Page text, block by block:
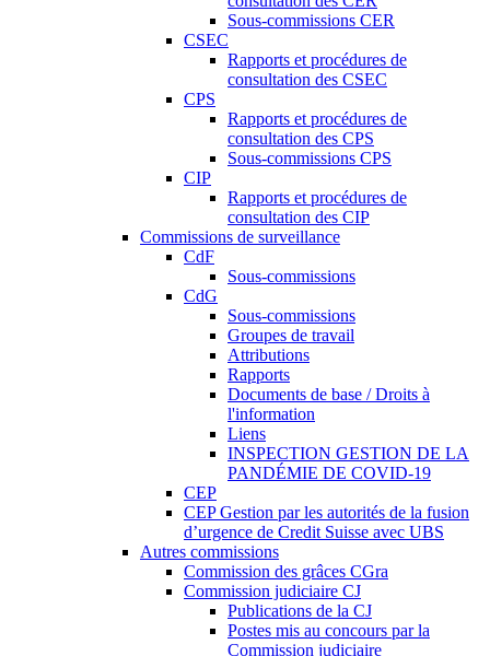
Sous-commissions CER
CSEC
Rapports et procédures de
consultation des CSEC
CPS
Rapports et procédures de
consultation des CPS
Sous-commissions CPS
CIP
Rapports et procédures de
consultation des CIP
Commissions de surveillance
CdF
Sous-commissions
CdG
Sous-commissions
Groupes de travail
Attributions
Rapports
Documents de base / Droits à
l'information
Liens
INSPECTION GESTION DE LA
PANDÉMIE DE COVID-19
CEP
CEP Gestion par les autorités de la fusion
d’urgence de Credit Suisse avec UBS
Autres commissions
Commission des grâces CGra
Commission judiciaire CJ
Publications de la CJ
Postes mis au concours par la
Commission judiciaire